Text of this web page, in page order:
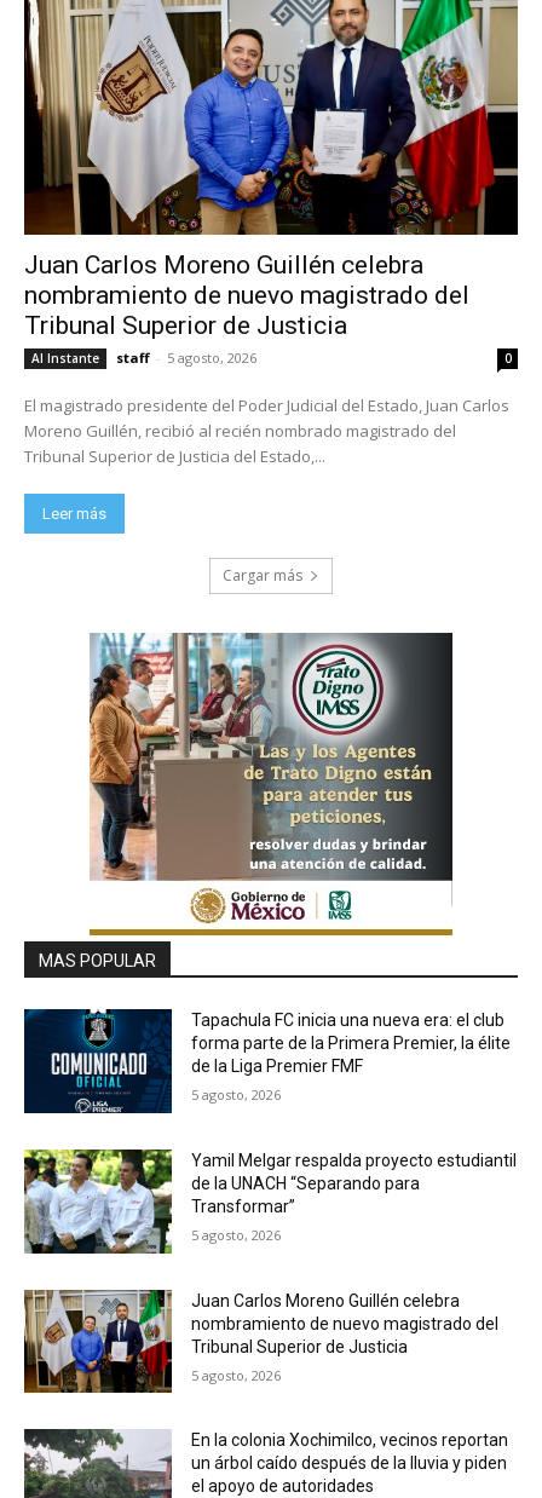
Juan Carlos Moreno Guillén celebra
nombramiento de nuevo magistrado del
Tribunal Superior de Justicia
Al Instante staff - 5 agosto, 2026 0
El magistrado presidente del Poder Judicial del Estado, Juan Carlos
Moreno Guillén, recibió al recién nombrado magistrado del
Tribunal Superior de Justicia del Estado,...
Leer más
Cargar más
MAS POPULAR
Tapachula FC inicia una nueva era: el club
forma parte de la Primera Premier, la élite
de la Liga Premier FMF
5 agosto, 2026
Yamil Melgar respalda proyecto estudiantil
de la UNACH “Separando para
Transformar”
5 agosto, 2026
Juan Carlos Moreno Guillén celebra
nombramiento de nuevo magistrado del
Tribunal Superior de Justicia
5 agosto, 2026
En la colonia Xochimilco, vecinos reportan
un árbol caído después de la lluvia y piden
el apoyo de autoridades